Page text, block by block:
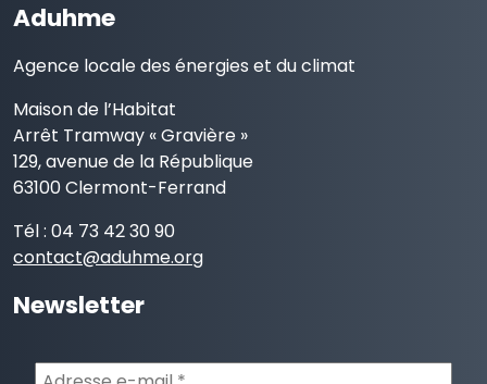
Aduhme
Agence locale des énergies et du climat
Maison de l’Habitat
Arrêt Tramway « Gravière »
129, avenue de la République
63100 Clermont-Ferrand
Tél : 04 73 42 30 90
contact@aduhme.org
Newsletter
Adresse